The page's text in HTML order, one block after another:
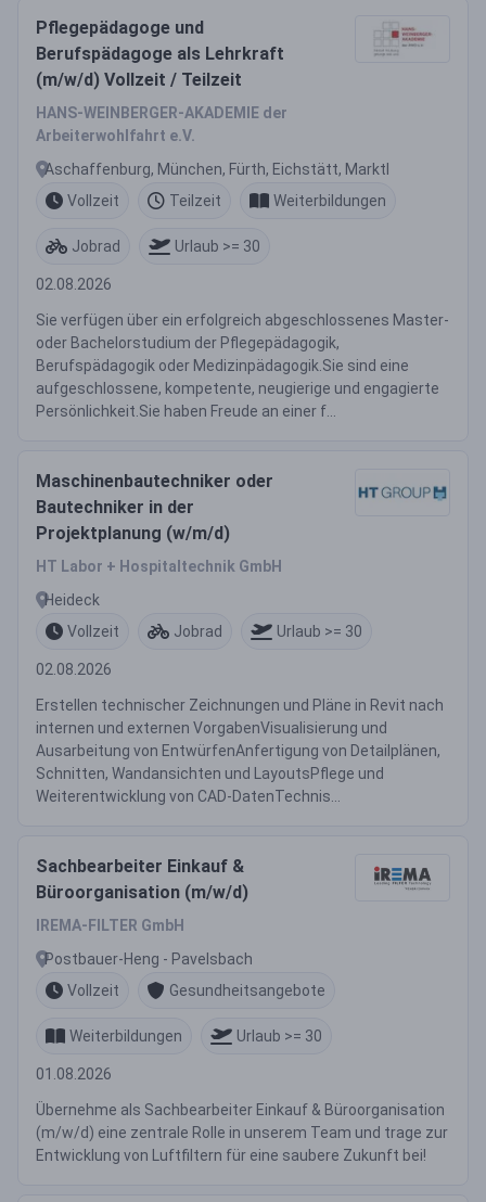
Pflegepädagoge und
Berufspädagoge als Lehrkraft
(m/w/d) Vollzeit / Teilzeit
HANS-WEINBERGER-AKADEMIE der
Arbeiterwohlfahrt e.V.
Aschaffenburg, München, Fürth, Eichstätt, Marktl
Vollzeit
Teilzeit Weiterbildungen
Jobrad Urlaub >= 30
02.08.2026
Sie verfügen über ein erfolgreich abgeschlossenes Master-
oder Bachelorstudium der Pflegepädagogik,
Berufspädagogik oder Medizinpädagogik.Sie sind eine
aufgeschlossene, kompetente, neugierige und engagierte
Persönlichkeit.Sie haben Freude an einer f...
Maschinenbautechniker oder
Bautechniker in der
Projektplanung (w/m/d)
HT Labor + Hospitaltechnik GmbH
Heideck
Vollzeit
Jobrad Urlaub >= 30
02.08.2026
Erstellen technischer Zeichnungen und Pläne in Revit nach
internen und externen VorgabenVisualisierung und
Ausarbeitung von EntwürfenAnfertigung von Detailplänen,
Schnitten, Wandansichten und LayoutsPflege und
Weiterentwicklung von CAD-DatenTechnis...
Sachbearbeiter Einkauf &
Büroorganisation (m/w/d)
IREMA-FILTER GmbH
Postbauer-Heng - Pavelsbach
Vollzeit
Gesundheitsangebote
Weiterbildungen Urlaub >= 30
01.08.2026
Übernehme als Sachbearbeiter Einkauf & Büroorganisation
(m/w/d) eine zentrale Rolle in unserem Team und trage zur
Entwicklung von Luftfiltern für eine saubere Zukunft bei!